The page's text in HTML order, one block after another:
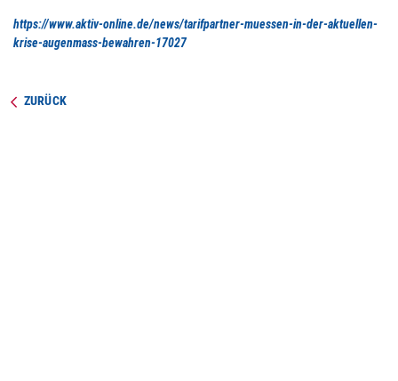
https://www.aktiv-online.de/news/tarifpartner-muessen-in-der-aktuellen-
krise-augenmass-bewahren-17027
ZURÜCK